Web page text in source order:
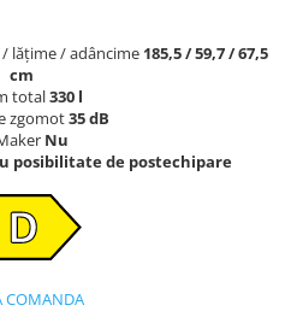
lățime / adâncime 185,5 / 59,7 / 67,5
cm
total330 l
zgomot35 dB
Nu
posibilitate de postechipare
COMANDA